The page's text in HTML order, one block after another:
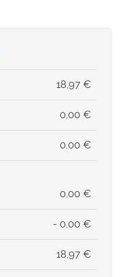
18,97 €
0,00 €
0,00 €
0,00 €
- 0,00 €
18,97 €